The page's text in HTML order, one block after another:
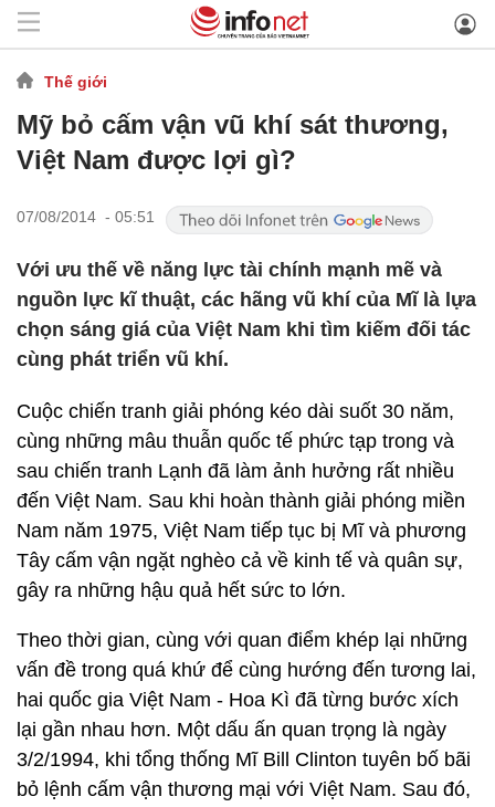
Thế giới
Mỹ bỏ cấm vận vũ khí sát thương,
Việt Nam được lợi gì?
07/08/2014 - 05:51
Với ưu thế về năng lực tài chính mạnh mẽ và
nguồn lực kĩ thuật, các hãng vũ khí của Mĩ là lựa
chọn sáng giá của Việt Nam khi tìm kiếm đối tác
cùng phát triển vũ khí.
Cuộc chiến tranh giải phóng kéo dài suốt 30 năm,
cùng những mâu thuẫn quốc tế phức tạp trong và
sau chiến tranh Lạnh đã làm ảnh hưởng rất nhiều
đến Việt Nam. Sau khi hoàn thành giải phóng miền
Nam năm 1975, Việt Nam tiếp tục bị Mĩ và phương
Tây cấm vận ngặt nghèo cả về kinh tế và quân sự,
gây ra những hậu quả hết sức to lớn.
Theo thời gian, cùng với quan điểm khép lại những
vấn đề trong quá khứ để cùng hướng đến tương lai,
hai quốc gia Việt Nam - Hoa Kì đã từng bước xích
lại gần nhau hơn. Một dấu ấn quan trọng là ngày
3/2/1994, khi tổng thống Mĩ Bill Clinton tuyên bố bãi
bỏ lệnh cấm vận thương mại với Việt Nam. Sau đó,